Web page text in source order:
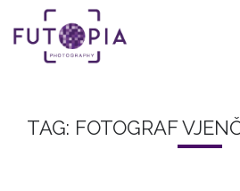
TAG: FOTOGRAF